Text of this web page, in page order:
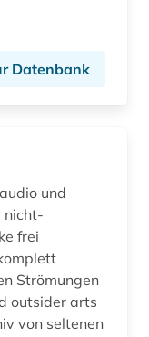
Datenbank
und
nicht-
frei
Strömungen
outsider arts
von seltenen